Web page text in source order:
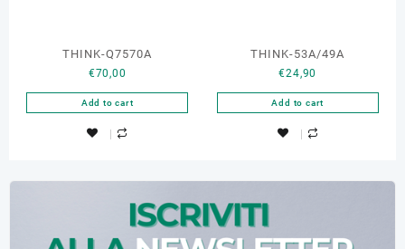
THINK-Q7570A
€70,00
Add to cart
THINK-53A/49A
€24,90
Add to cart